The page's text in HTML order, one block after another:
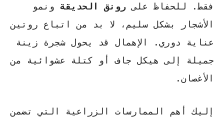
فقط. للحفاظ على رونق الحديقة ونمو
الأشجار بشكل سليم، لا بد من اتباع روتين
عناية دوري. الإهمال قد يحول شجرة زينة
جميلة إلى هيكل جاف أو كتلة عشوائية من
الأغصان.
إليك أهم الممارسات الزراعية التي تضمن